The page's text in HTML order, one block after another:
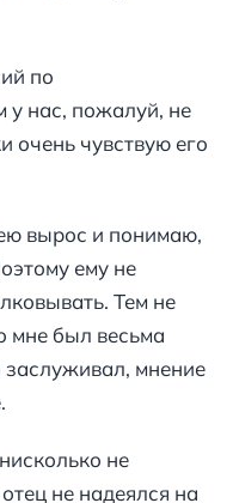
по
у нас, пожалуй, не
очень чувствую его
вырос и понимаю,
ему не
Тем не
мне был весьма
заслуживал, мнение
не
не надеялся на